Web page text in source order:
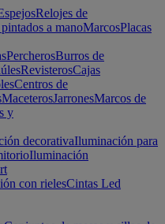
Relojes de
a manoMarcosPlacas
PercherosBurros de
RevisterosCajas
Centros de
MaceterosJarronesMarcos de
y
decorativaIluminación para
Iluminación
con rielesCintas Led